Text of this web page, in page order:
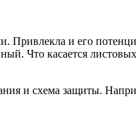
Привлекла и его
Что касается
и схема защиты.